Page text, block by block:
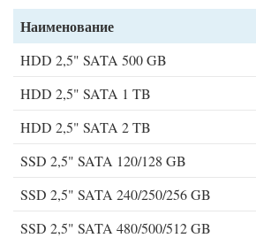
Наименование
HDD 2,5" SATA 500 GB
HDD 2,5" SATA 1 TB
HDD 2,5" SATA 2 TB
SSD 2,5" SATA 120/128 GB
SSD 2,5" SATA 240/250/256 GB
SSD 2,5" SATA 480/500/512 GB